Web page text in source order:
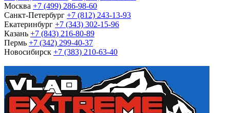
Москва +7 (499) 286-98-60
Санкт-Петербург +7 (812) 243-13-93
Екатеринбург +7 (343) 302-15-96
Казань +7 (843) 216-80-89
Пермь +7 (342) 299-40-37
Новосибирск +7 (383) 210-63-40